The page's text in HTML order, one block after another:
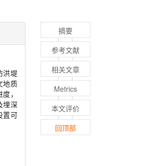
洪堤
地质
，
埋深
置可
摘要
参考文献
相关文章
Metrics
本文评价
回顶部